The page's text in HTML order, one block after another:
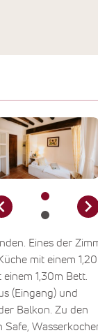
Eines der
mit einem
1,30m Bett.
(Eingang) und
Balkon. Zu den